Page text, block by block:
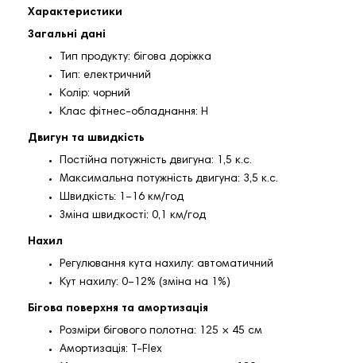
Характеристики
Загальні дані
Тип продукту: бігова доріжка
Тип: електричний
Колір: чорний
Клас фітнес-обладнання: H
Двигун та швидкість
Постійна потужність двигуна: 1,5 к.с.
Максимальна потужність двигуна: 3,5 к.с.
Швидкість: 1–16 км/год
Зміна швидкості: 0,1 км/год
Нахил
Регулювання кута нахилу: автоматичний
Кут нахилу: 0–12% (зміна на 1%)
Бігова поверхня та амортизація
Розміри бігового полотна: 125 × 45 см
Амортизація: T-Flex